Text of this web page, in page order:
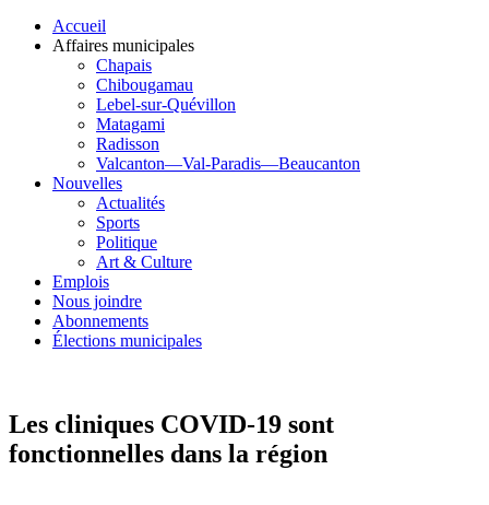
Accueil
Affaires municipales
Chapais
Chibougamau
Lebel-sur-Quévillon
Matagami
Radisson
Valcanton—Val-Paradis—Beaucanton
Nouvelles
Actualités
Sports
Politique
Art & Culture
Emplois
Nous joindre
Abonnements
Élections municipales
Les cliniques COVID-19 sont
fonctionnelles dans la région